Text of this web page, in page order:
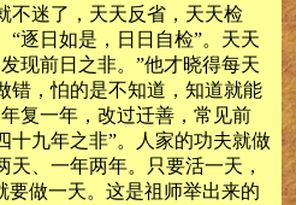
不迷了，天天反省，天天检
“逐日如是，日日自检”。天天
现前日之非。”他才晓得每天
错，怕的是不知道，知道就能
复一年，改过迁善，常见前
十九年之非”。人家的功夫就做
、一年两年。只要活一天，
要做一天。这是祖师举出来的